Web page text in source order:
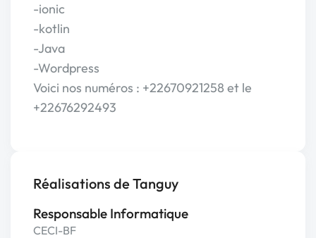
-ionic
-kotlin
-Java
-Wordpress
Voici nos numéros : +22670921258 et le
+22676292493
Réalisations de Tanguy
Responsable Informatique
CECI-BF